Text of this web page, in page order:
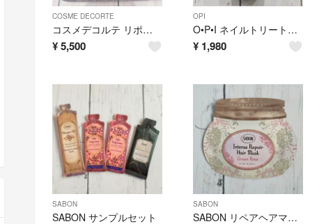
COSME DECORTE
コスメデコルテ リポソーム アドバンスト リペアクリーム 20g 2個
¥5,500
OPI
O•P•I ネイルトリートメント 15ml
¥ 1,980
SABON
SABON サンプルセット
SABON
SABON リペアヘアマスク サンプル